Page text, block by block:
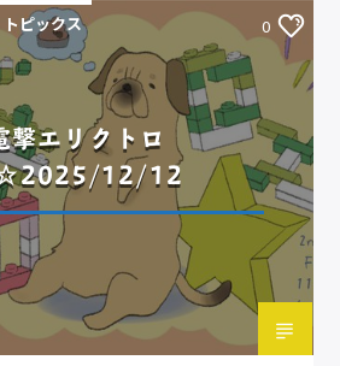
トピックス 0
撃エリクトロ
12/12